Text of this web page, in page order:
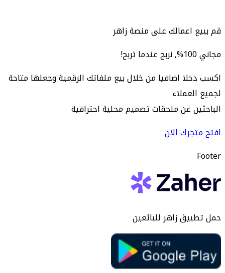
قم ببيع اعمالك على منصة زاهر
مجاني 100%, نربح عندما تربح!
اكسب دخلا اضافيا من خلال بيع ملفاتك الرقمية وجعلها متاحة
لجميع العملاء
الباحثين عن ملحقات تصميم محلية احترافية
افتح متجرك الان
Footer
حمل تطبيق زاهر للبائعين